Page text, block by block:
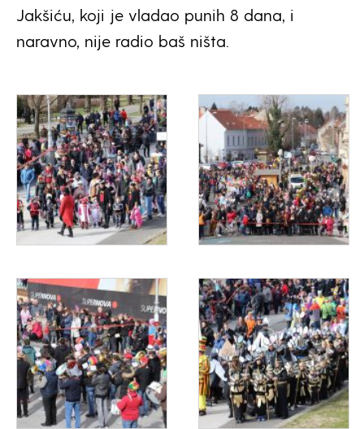
Jakšiću, koji je vladao punih 8 dana, i
naravno, nije radio baš ništa.